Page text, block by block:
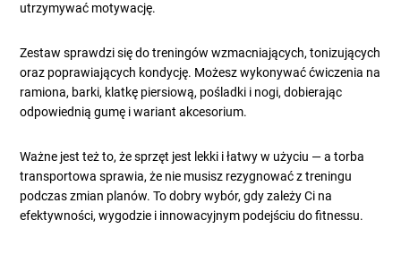
utrzymywać motywację.
Zestaw sprawdzi się do treningów wzmacniających, tonizujących
oraz poprawiających kondycję. Możesz wykonywać ćwiczenia na
ramiona, barki, klatkę piersiową, pośladki i nogi, dobierając
odpowiednią gumę i wariant akcesorium.
Ważne jest też to, że sprzęt jest lekki i łatwy w użyciu — a torba
transportowa sprawia, że nie musisz rezygnować z treningu
podczas zmian planów. To dobry wybór, gdy zależy Ci na
efektywności, wygodzie i innowacyjnym podejściu do fitnessu.